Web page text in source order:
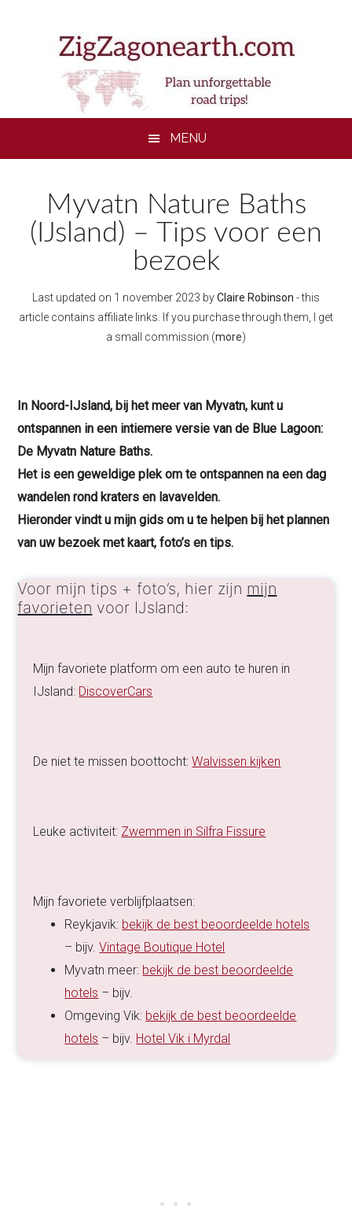
MENU
Myvatn Nature Baths
(IJsland) – Tips voor een
bezoek
Last updated on 1 november 2023 byClaire Robinson - this
article contains affiliate links. If you purchase through them, I get
a small commission (more)
In Noord-IJsland, bij het meer van Myvatn, kunt u
ontspannen in een intiemere versie van de Blue Lagoon:
De Myvatn Nature Baths.
Het is een geweldige plek om te ontspannen na een dag
wandelen rond kraters en lavavelden.
Hieronder vindt u mijn gids om u te helpen bij het plannen
van uw bezoek met kaart, foto’s en tips.
Voor mijn tips + foto’s, hier zijn mijn
favorieten voor IJsland:
Mijn favoriete platform om een auto te huren in
IJsland: DiscoverCars
De niet te missen boottocht:Walvissen kijken
Leuke activiteit: Zwemmen in Silfra Fissure
Mijn favoriete verblijfplaatsen:
Reykjavik: bekijk de best beoordeelde hotels
– bijv.Vintage Boutique Hotel
Myvatn meer: bekijk de best beoordeelde
hotels – bijv.
Omgeving Vik: bekijk de best beoordeelde
hotels – bijv. Hotel Vik i Myrdal